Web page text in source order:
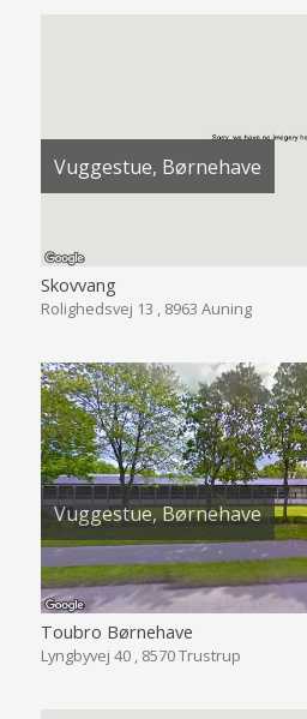
Vuggestue, Børnehave
Skovvang
Rolighedsvej 13 , 8963 Auning
Vuggestue, Børnehave
Toubro Børnehave
Lyngbyvej 40 , 8570 Trustrup